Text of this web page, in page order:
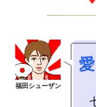
愛